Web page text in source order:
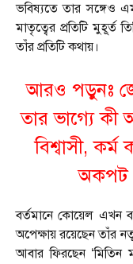
ভবিষ্যতে তার সঙ্গেও
মাতৃত্বের প্রতিটি
তাঁর প্রতিটি কথায়।
আরও পড়ুনঃ
তার ভাগ্যে কী
বিশ্বাসী,
অকপট
বর্তমানে কোয়েল এখন
অপেক্ষায় রয়েছেন তাঁর
আবার ফিরছেন ‘মিতিন